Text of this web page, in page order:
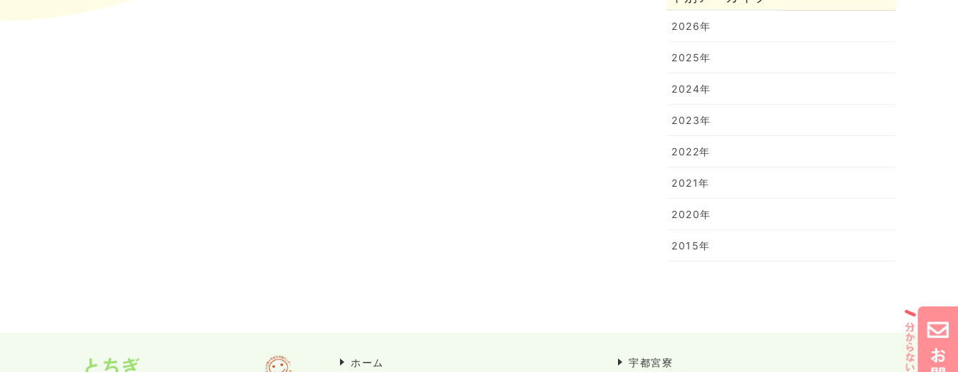
2026年
2025年
2024年
2023年
2022年
2021年
2020年
2015年
ホーム
宇都宮寮